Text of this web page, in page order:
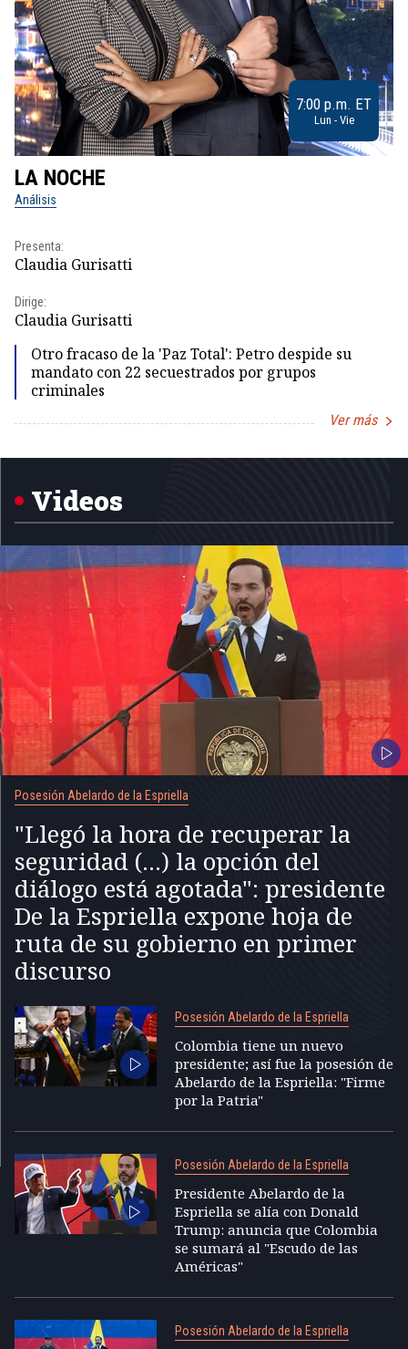
7:00 p.m. ET
Lun - Vie
LA NOCHE
Análisis
Presenta:
Claudia Gurisatti
Dirige:
Claudia Gurisatti
Otro fracaso de la 'Paz Total': Petro despide su
mandato con 22 secuestrados por grupos
criminales
Ver más
1
Videos
Posesión Abelardo de la Espriella
"Llegó la hora de recuperar la
seguridad (...) la opción del
diálogo está agotada": presidente
De la Espriella expone hoja de
ruta de su gobierno en primer
discurso
Posesión Abelardo de la Espriella
Colombia tiene un nuevo
presidente; así fue la posesión de
Abelardo de la Espriella: "Firme
por la Patria"
Posesión Abelardo de la Espriella
Presidente Abelardo de la
Espriella se alía con Donald
Trump: anuncia que Colombia
se sumará al "Escudo de las
Américas"
Posesión Abelardo de la Espriella